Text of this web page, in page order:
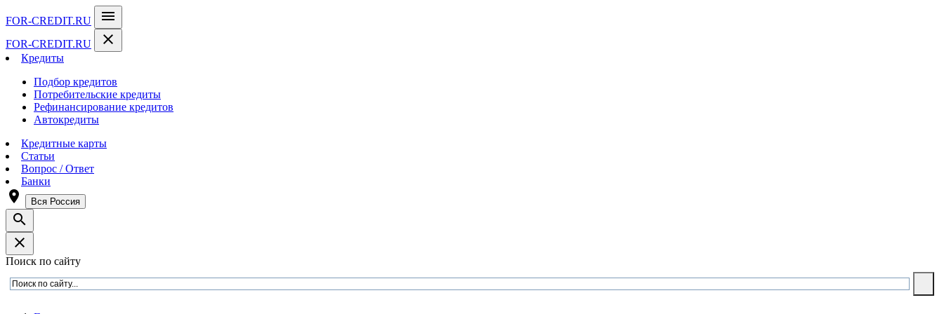
FOR-CREDIT.RU menu
FOR-CREDIT.RU close
Кредиты
Подбор кредитов
Потребительские кредиты
Рефинансирование кредитов
Автокредиты
Кредитные карты
Статьи
Вопрос / Ответ
Банки
room Вся Россия
search
close
Поиск по сайту